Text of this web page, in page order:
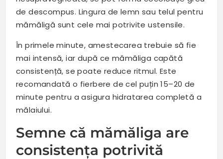
de descompus. Lingura de lemn sau telul pentru
mămăligă sunt cele mai potrivite ustensile.
În primele minute, amestecarea trebuie să fie
mai intensă, iar după ce mămăliga capătă
consistență, se poate reduce ritmul. Este
recomandată o fierbere de cel puțin 15–20 de
minute pentru a asigura hidratarea completă a
mălaiului.
Semne că mămăliga are
consistența potrivită